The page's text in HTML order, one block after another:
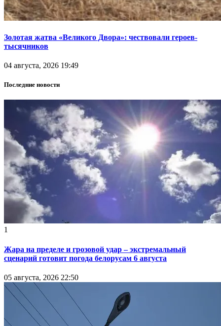
Золотая жатва «Великого Двора»: чествовали героев-
тысячников
04 августа, 2026 19:49
Последние новости
1
Жара на пределе и грозовой удар – экстремальный
сценарий готовит погода белорусам 6 августа
05 августа, 2026 22:50